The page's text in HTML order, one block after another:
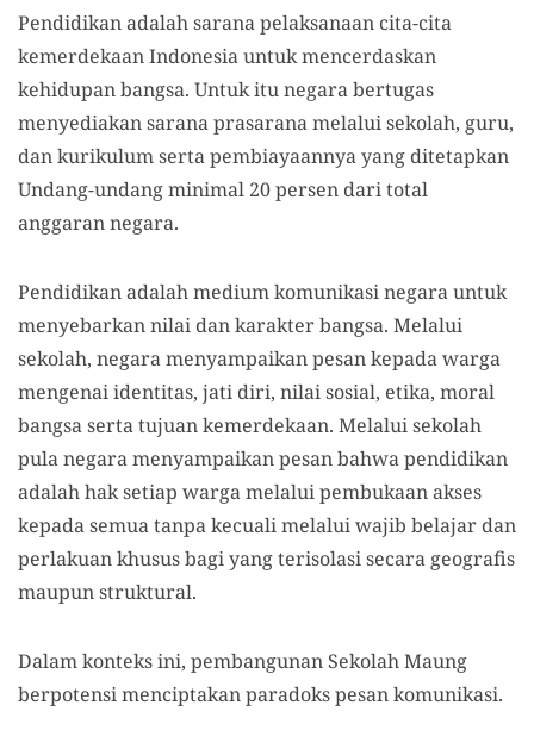
Pendidikan adalah sarana pelaksanaan cita-cita
kemerdekaan Indonesia untuk mencerdaskan
kehidupan bangsa. Untuk itu negara bertugas
menyediakan sarana prasarana melalui sekolah, guru,
dan kurikulum serta pembiayaannya yang ditetapkan
Undang-undang minimal 20 persen dari total
anggaran negara.
Pendidikan adalah medium komunikasi negara untuk
menyebarkan nilai dan karakter bangsa. Melalui
sekolah, negara menyampaikan pesan kepada warga
mengenai identitas, jati diri, nilai sosial, etika, moral
bangsa serta tujuan kemerdekaan. Melalui sekolah
pula negara menyampaikan pesan bahwa pendidikan
adalah hak setiap warga melalui pembukaan akses
kepada semua tanpa kecuali melalui wajib belajar dan
perlakuan khusus bagi yang terisolasi secara geografis
maupun struktural.
Dalam konteks ini, pembangunan Sekolah Maung
berpotensi menciptakan paradoks pesan komunikasi.